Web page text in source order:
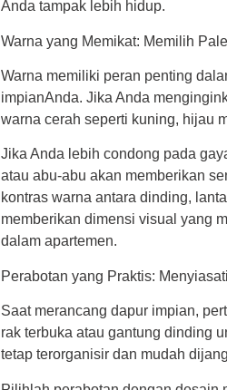
Anda tampak lebih hidup.
Warna yang Memikat: Memilih
Warna memiliki peran penting
impianAnda. Jika Anda
warna cerah seperti kuning, hijau
Jika Anda lebih condong pada
atau abu-abu akan memberikan
kontras warna antara dinding,
memberikan dimensi visual yang
dalam apartemen.
Perabotan yang Praktis:
Saat merancang dapur impian,
rak terbuka atau gantung dinding
tetap terorganisir dan mudah